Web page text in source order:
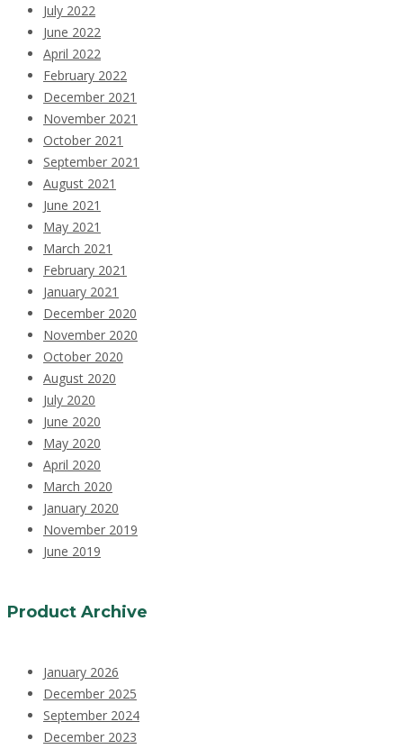
July 2022
June 2022
April 2022
February 2022
December 2021
November 2021
October 2021
September 2021
August 2021
June 2021
May 2021
March 2021
February 2021
January 2021
December 2020
November 2020
October 2020
August 2020
July 2020
June 2020
May 2020
April 2020
March 2020
January 2020
November 2019
June 2019
Product Archive
January 2026
December 2025
September 2024
December 2023